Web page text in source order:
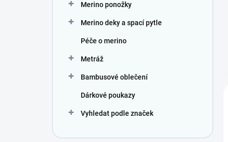
Merino ponožky
Merino deky a spací pytle
Péče o merino
Metráž
Bambusové oblečení
Dárkové poukazy
Vyhledat podle značek